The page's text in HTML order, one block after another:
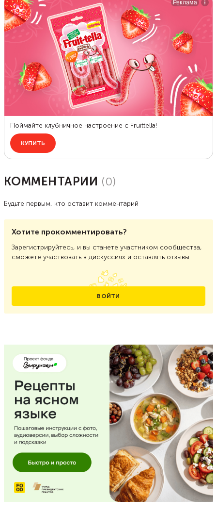
КОММЕНТАРИИ (0)
Будьте первым, кто оставит комментарий
Хотите прокомментировать?
Зарегистрируйтесь, и вы станете участником сообщества,
сможете участвовать в дискуссиях и оставлять отзывы
ВОЙТИ